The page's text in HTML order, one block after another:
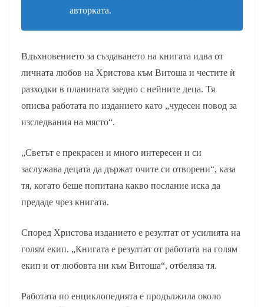
авторката.
Вдъхновението за създаването на книгата идва от
личната любов на Христова към Витоша и честите ѝ
разходки в планината заедно с нейните деца. Тя
описва работата по изданието като „чудесен повод за
изследвания на място“.
„Светът е прекрасен и много интересен и си
заслужава децата да държат очите си отворени“, каза
тя, когато беше попитана какво послание иска да
предаде чрез книгата.
Според Христова изданието е резултат от усилията на
голям екип. „Книгата е резултат от работата на голям
екип и от любовта ни към Витоша“, отбеляза тя.
Работата по енциклопедията е продължила около